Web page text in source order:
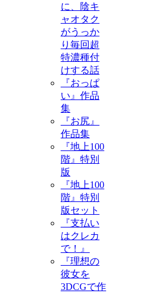
に、陰キ
ャオタク
がうっか
り毎回超
特濃種付
けする話
『おっぱ
い』作品
集
『お尻』
作品集
『地上100
階』特別
版
『地上100
階』特別
版セット
『支払い
はクレカ
で！』
『理想の
彼女を
3DCGで作